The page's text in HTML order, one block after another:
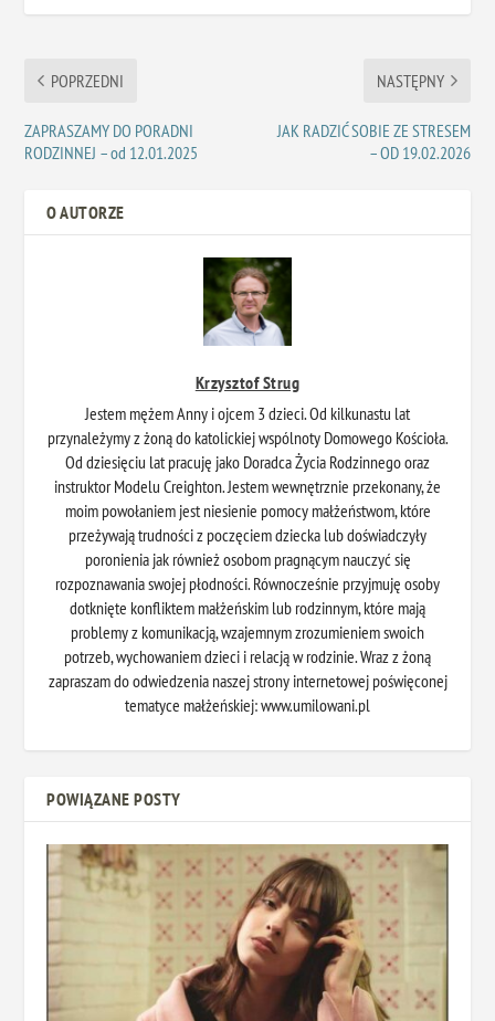
POPRZEDNI
ZAPRASZAMY DO PORADNI
RODZINNEJ – od 12.01.2025
NASTĘPNY
JAK RADZIĆ SOBIE ZE STRESEM
– OD 19.02.2026
O AUTORZE
Krzysztof Strug
Jestem mężem Anny i ojcem 3 dzieci. Od kilkunastu lat
przynależymy z żoną do katolickiej wspólnoty Domowego Kościoła.
Od dziesięciu lat pracuję jako Doradca Życia Rodzinnego oraz
instruktor Modelu Creighton. Jestem wewnętrznie przekonany, że
moim powołaniem jest niesienie pomocy małżeństwom, które
przeżywają trudności z poczęciem dziecka lub doświadczyły
poronienia jak również osobom pragnącym nauczyć się
rozpoznawania swojej płodności. Równocześnie przyjmuję osoby
dotknięte konfliktem małżeńskim lub rodzinnym, które mają
problemy z komunikacją, wzajemnym zrozumieniem swoich
potrzeb, wychowaniem dzieci i relacją w rodzinie. Wraz z żoną
zapraszam do odwiedzenia naszej strony internetowej poświęconej
tematyce małżeńskiej: www.umilowani.pl
POWIĄZANE POSTY